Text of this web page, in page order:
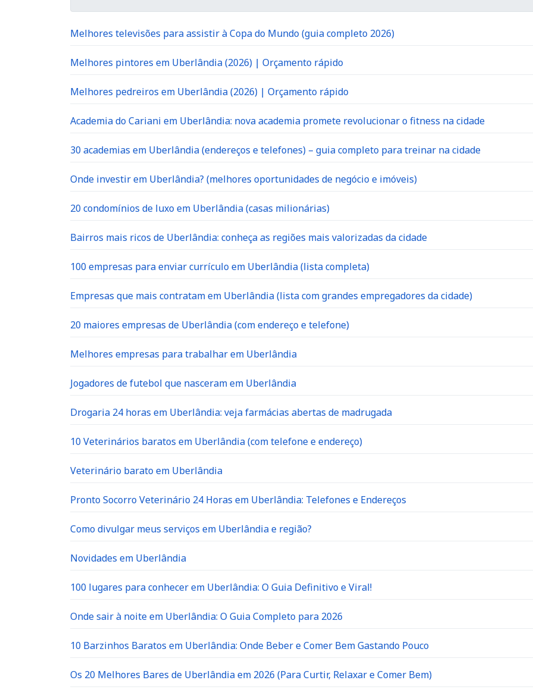
Melhores televisões para assistir à Copa do Mundo (guia completo 2026)
Melhores pintores em Uberlândia (2026) | Orçamento rápido
Melhores pedreiros em Uberlândia (2026) | Orçamento rápido
Academia do Cariani em Uberlândia: nova academia promete revolucionar o fitness na cidade
30 academias em Uberlândia (endereços e telefones) – guia completo para treinar na cidade
Onde investir em Uberlândia? (melhores oportunidades de negócio e imóveis)
20 condomínios de luxo em Uberlândia (casas milionárias)
Bairros mais ricos de Uberlândia: conheça as regiões mais valorizadas da cidade
100 empresas para enviar currículo em Uberlândia (lista completa)
Empresas que mais contratam em Uberlândia (lista com grandes empregadores da cidade)
20 maiores empresas de Uberlândia (com endereço e telefone)
Melhores empresas para trabalhar em Uberlândia
Jogadores de futebol que nasceram em Uberlândia
Drogaria 24 horas em Uberlândia: veja farmácias abertas de madrugada
10 Veterinários baratos em Uberlândia (com telefone e endereço)
Veterinário barato em Uberlândia
Pronto Socorro Veterinário 24 Horas em Uberlândia: Telefones e Endereços
Como divulgar meus serviços em Uberlândia e região?
Novidades em Uberlândia
100 lugares para conhecer em Uberlândia: O Guia Definitivo e Viral!
Onde sair à noite em Uberlândia: O Guia Completo para 2026
10 Barzinhos Baratos em Uberlândia: Onde Beber e Comer Bem Gastando Pouco
Os 20 Melhores Bares de Uberlândia em 2026 (Para Curtir, Relaxar e Comer Bem)